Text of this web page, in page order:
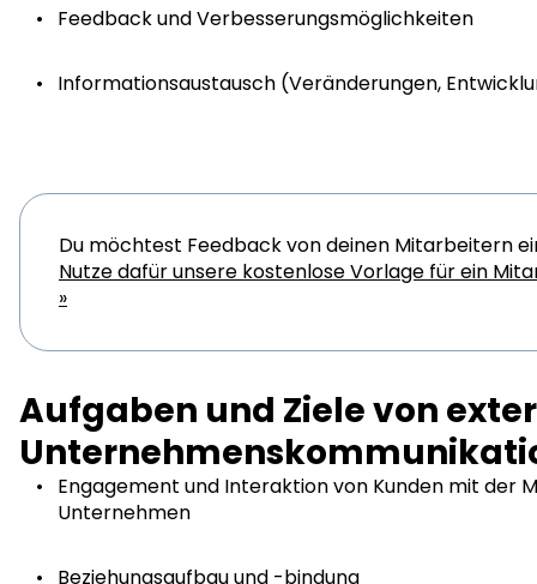
Feedback und Verbesserungsmöglichkeiten
Informationsaustausch (Veränderungen,
Du möchtest Feedback von deinen Mitarbeitern
Nutze dafür unsere kostenlose Vorlage für ein
»
Aufgaben und Ziele von
Engagement und Interaktion von Kunden mit der
Unternehmen
Beziehungsaufbau und -bindung